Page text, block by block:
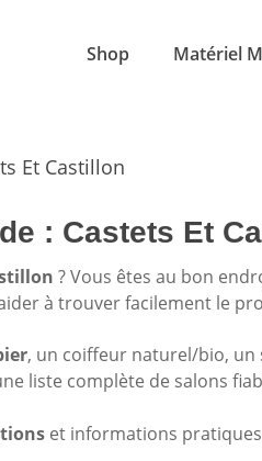
Shop Matériel
Et Castillon
: Castets Et
? Vous êtes au bon
à trouver facilement le
, un coiffeur naturel/bio, un
liste complète de salons
et informations